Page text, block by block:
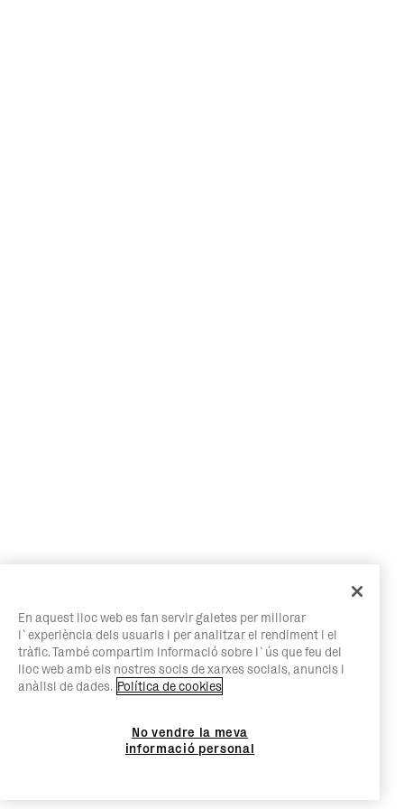
En aquest lloc web es fan servir galetes per millorar
l`experiència dels usuaris i per analitzar el rendiment i el
tràfic. També compartim informació sobre l`ús que feu del
lloc web amb els nostres socis de xarxes socials, anuncis i
anàlisi de dades. Política de cookies
No vendre la meva
informació personal